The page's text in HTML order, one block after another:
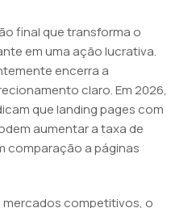
final que transforma o
em uma ação lucrativa.
encerra a
claro. Em 2026,
que landing pages com
aumentar a taxa de
comparação a páginas
mercados competitivos, o